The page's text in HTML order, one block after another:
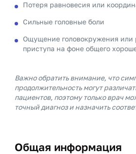
Потеря равновесия или
Сильные головные боли
Ощущение головокружения или
приступа на фоне общего
Важно обратить внимание, что
продолжительность могут
пациентов, поэтому только врач
точный диагноз и назначить
Общая информация